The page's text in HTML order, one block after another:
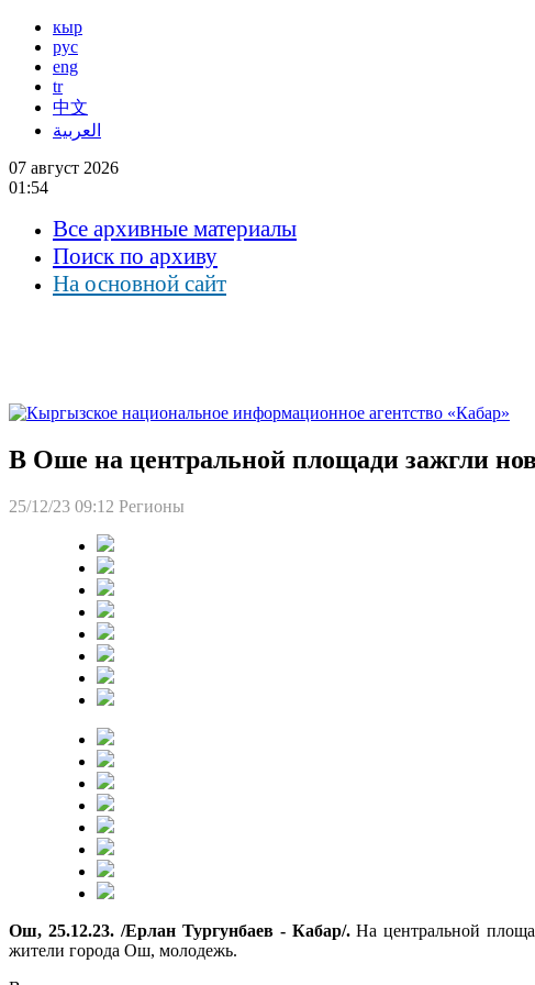
кыр
рус
eng
tr
中文
العربية
07 август 2026
01:54
Все архивные материалы
Поиск по архиву
На основной сайт
В Оше на центральной площади зажгли
25/12/23 09:12 Регионы
Ош, 25.12.23. /Ерлан Тургунбаев - Кабар/.На центральной
жители города Ош, молодежь.